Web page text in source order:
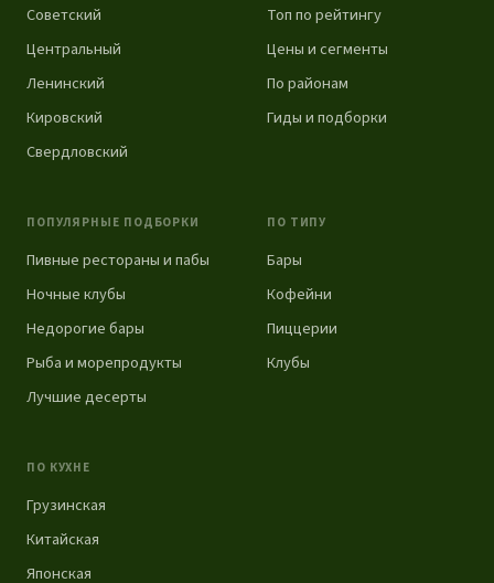
Советский
Центральный
Ленинский
Кировский
Свердловский
Топ по рейтингу
Цены и сегменты
По районам
Гиды и подборки
ПОПУЛЯРНЫЕ ПОДБОРКИ
Пивные рестораны и пабы
Ночные клубы
Недорогие бары
Рыба и морепродукты
Лучшие десерты
ПО ТИПУ
Бары
Кофейни
Пиццерии
Клубы
ПО КУХНЕ
Грузинская
Китайская
Японская